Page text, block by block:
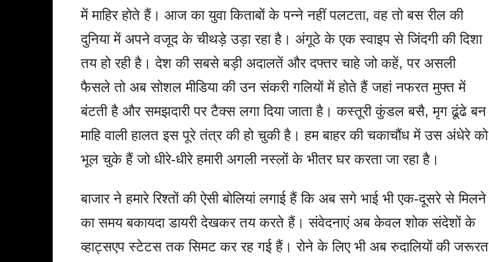
में माहिर होते हैं। आज का युवा किताबों के पन्ने नहीं पलटता, वह तो बस रील की
दुनिया में अपने वजूद के चीथड़े उड़ा रहा है। अंगूठे के एक स्वाइप से जिंदगी की दिशा
तय हो रही है। देश की सबसे बड़ी अदालतें और दफ्तर चाहे जो कहें, पर असली
फैसले तो अब सोशल मीडिया की उन संकरी गलियों में होते हैं जहां नफरत मुफ्त में
बंटती है और समझदारी पर टैक्स लगा दिया जाता है। कस्तूरी कुंडल बसै, मृग ढूंढे बन
माहि वाली हालत इस पूरे तंत्र की हो चुकी है। हम बाहर की चकाचौंध में उस अंधेरे को
भूल चुके हैं जो धीरे-धीरे हमारी अगली नस्लों के भीतर घर करता जा रहा है।
बाजार ने हमारे रिश्तों की ऐसी बोलियां लगाई हैं कि अब सगे भाई भी एक-दूसरे से मिलने
का समय बकायदा डायरी देखकर तय करते हैं। संवेदनाएं अब केवल शोक संदेशों के
व्हाट्सएप स्टेटस तक सिमट कर रह गई हैं। रोने के लिए भी अब रुदालियों की जरूरत